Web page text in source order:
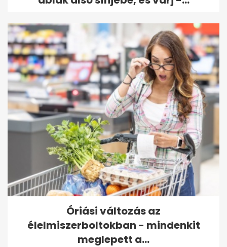
Óriási változás az
élelmiszerboltokban - mindenkit
meglepett a...